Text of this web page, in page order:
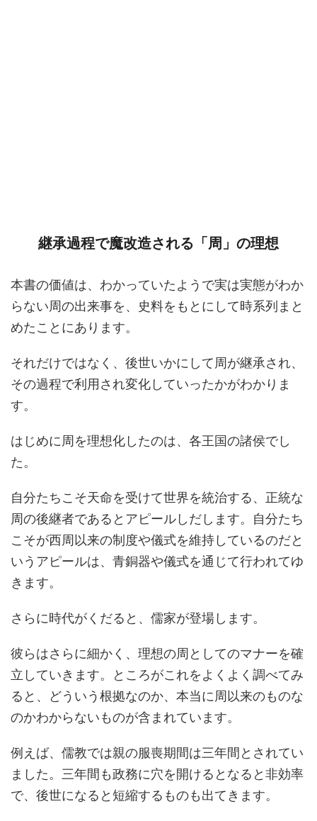
継承過程で魔改造される「周」の理想
本書の価値は、わかっていたようで実は実態がわか
らない周の出来事を、史料をもとにして時系列まと
めたことにあります。
それだけではなく、後世いかにして周が継承され、
その過程で利用され変化していったかがわかりま
す。
はじめに周を理想化したのは、各王国の諸侯でし
た。
自分たちこそ天命を受けて世界を統治する、正統な
周の後継者であるとアピールしだします。自分たち
こそが西周以来の制度や儀式を維持しているのだと
いうアピールは、青銅器や儀式を通じて行われてゆ
きます。
さらに時代がくだると、儒家が登場します。
彼らはさらに細かく、理想の周としてのマナーを確
立していきます。ところがこれをよくよく調べてみ
ると、どういう根拠なのか、本当に周以来のものな
のかわからないものが含まれています。
例えば、儒教では親の服喪期間は三年間とされてい
ました。三年間も政務に穴を開けるとなると非効率
で、後世になると短縮するものも出てきます。